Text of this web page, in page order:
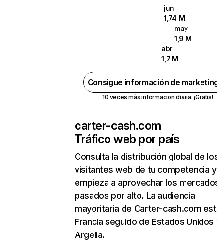
jun
1,74 M
may
1,9 M
abr
1,7 M
Consigue información de
10 veces más información diaria. ¡Gratis!
carter-cash.com
Tráfico web por país
Consulta la distribución global de
visitantes web de tu competencia y
empieza a aprovechar los
pasados por alto. La audiencia
mayoritaria de Carter-cash.com
Francia seguido de Estados Unidos
Argelia.